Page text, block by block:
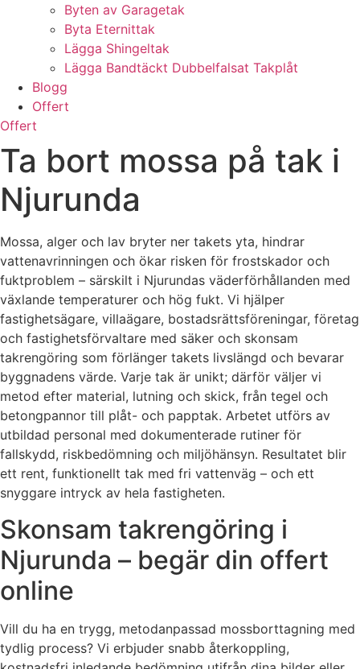
Byten av Garagetak
Byta Eternittak
Lägga Shingeltak
Lägga Bandtäckt Dubbelfalsat Takplåt
Blogg
Offert
Offert
Ta bort mossa på tak i
Njurunda
Mossa, alger och lav bryter ner takets yta, hindrar
vattenavrinningen och ökar risken för frostskador och
fuktproblem – särskilt i Njurundas väderförhållanden med
växlande temperaturer och hög fukt. Vi hjälper
fastighetsägare, villaägare, bostadsrättsföreningar, företag
och fastighetsförvaltare med säker och skonsam
takrengöring som förlänger takets livslängd och bevarar
byggnadens värde. Varje tak är unikt; därför väljer vi
metod efter material, lutning och skick, från tegel och
betongpannor till plåt- och papptak. Arbetet utförs av
utbildad personal med dokumenterade rutiner för
fallskydd, riskbedömning och miljöhänsyn. Resultatet blir
ett rent, funktionellt tak med fri vattenväg – och ett
snyggare intryck av hela fastigheten.
Skonsam takrengöring i
Njurunda – begär din offert
online
Vill du ha en trygg, metodanpassad mossborttagning med
tydlig process? Vi erbjuder snabb återkoppling,